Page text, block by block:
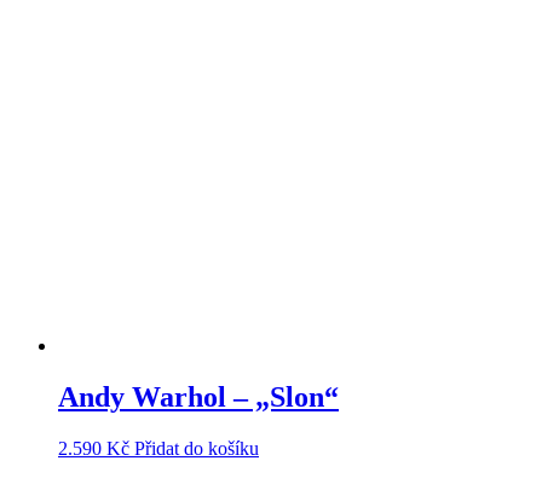
Andy Warhol – „Slon“
2.590 Kč Přidat do košíku